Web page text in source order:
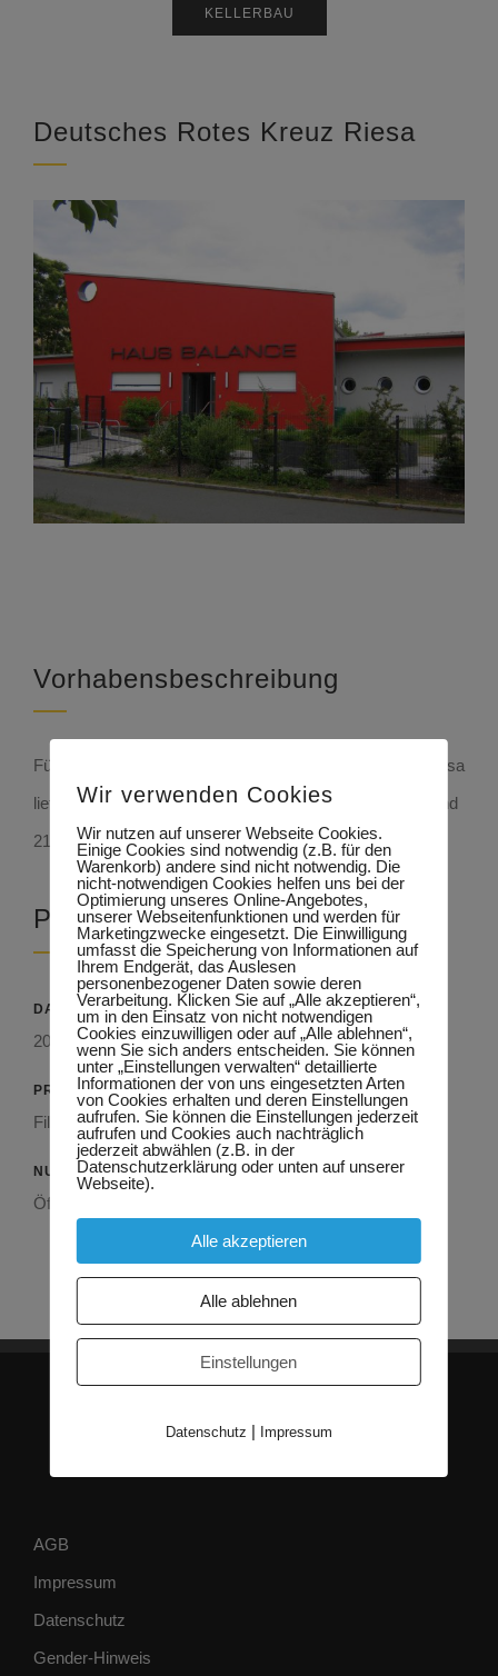
KELLERBAU
Deutsches Rotes Kreuz Riesa
Vorhabensbeschreibung
Für das DRK-Gebäude an der Greifswalder Straße in Riesa
lieferten wir 635m² Filigrandecken, 50m² Doppelwände und
21 Unterzüge.
Projekt Details
DATUM
2011
PRODUKT
Filigrandecken, Doppelwand, Unterzüge
NUTZUNG
Öffentliche Einrichtung
AGB
Impressum
Datenschutz
Gender-Hinweis
Wir verwenden Cookies
Wir nutzen auf unserer Webseite Cookies.
Einige Cookies sind notwendig (z.B. für den
Warenkorb) andere sind nicht notwendig. Die
nicht-notwendigen Cookies helfen uns bei der
Optimierung unseres Online-Angebotes,
unserer Webseitenfunktionen und werden für
Marketingzwecke eingesetzt. Die Einwilligung
umfasst die Speicherung von Informationen auf
Ihrem Endgerät, das Auslesen
personenbezogener Daten sowie deren
Verarbeitung. Klicken Sie auf „Alle akzeptieren“,
um in den Einsatz von nicht notwendigen
Cookies einzuwilligen oder auf „Alle ablehnen“,
wenn Sie sich anders entscheiden. Sie können
unter „Einstellungen verwalten“ detaillierte
Informationen der von uns eingesetzten Arten
von Cookies erhalten und deren Einstellungen
aufrufen. Sie können die Einstellungen jederzeit
aufrufen und Cookies auch nachträglich
jederzeit abwählen (z.B. in der
Datenschutzerklärung oder unten auf unserer
Webseite).
Alle akzeptieren
Alle ablehnen
Einstellungen
Datenschutz | Impressum